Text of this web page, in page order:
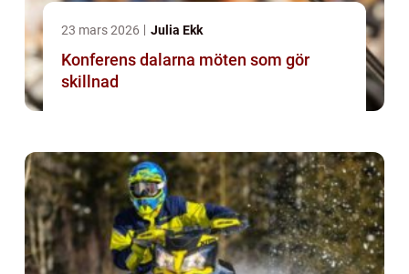
23 mars 2026 Julia Ekk
Konferens dalarna möten som gör
skillnad